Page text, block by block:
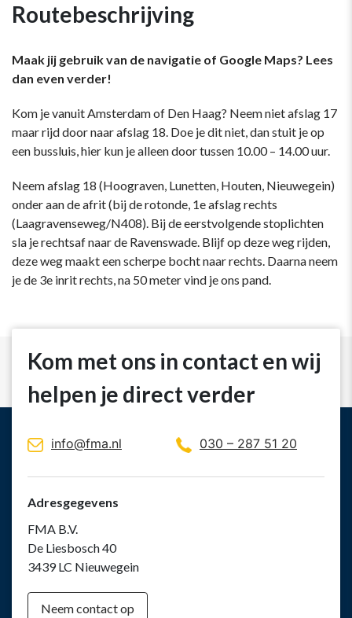
Routebeschrijving
Maak jij gebruik van de navigatie of Google Maps? Lees
dan even verder!
Kom je vanuit Amsterdam of Den Haag? Neem niet afslag 17
maar rijd door naar afslag 18. Doe je dit niet, dan stuit je op
een bussluis, hier kun je alleen door tussen 10.00 – 14.00 uur.
Neem afslag 18 (Hoograven, Lunetten, Houten, Nieuwegein)
onder aan de afrit (bij de rotonde, 1e afslag rechts
(Laagravenseweg/N408). Bij de eerstvolgende stoplichten
sla je rechtsaf naar de Ravenswade. Blijf op deze weg rijden,
deze weg maakt een scherpe bocht naar rechts. Daarna neem
je de 3e inrit rechts, na 50 meter vind je ons pand.
Kom met ons in contact en wij
helpen je direct verder
info@fma.nl 030 – 287 51 20
Adresgegevens
FMA B.V.
De Liesbosch 40
3439 LC Nieuwegein
Neem contact op